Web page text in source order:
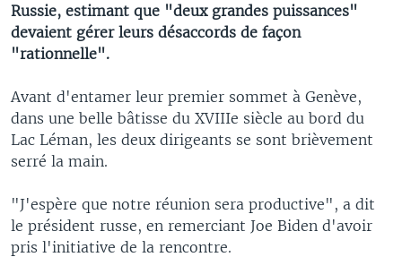
Russie, estimant que "deux grandes puissances"
devaient gérer leurs désaccords de façon
"rationnelle".
Avant d'entamer leur premier sommet à Genève,
dans une belle bâtisse du XVIIIe siècle au bord du
Lac Léman, les deux dirigeants se sont brièvement
serré la main.
"J'espère que notre réunion sera productive", a dit
le président russe, en remerciant Joe Biden d'avoir
pris l'initiative de la rencontre.